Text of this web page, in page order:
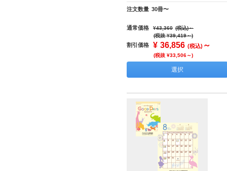
注文数量 30冊〜
通常価格 ¥43,360 (税込)～
(税抜 ¥39,419～)
割引価格 ¥ 36,856 (税込) ～
(税抜 ¥33,506～)
選択